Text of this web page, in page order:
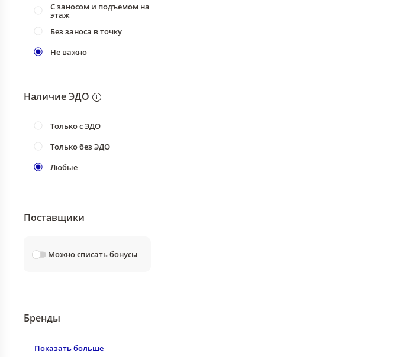
С заносом и подъемом на
этаж
Без заноса в точку
Не важно
Наличие ЭДО
Только с ЭДО
Только без ЭДО
Любые
Поставщики
Можно списать бонусы
Бренды
Показать больше